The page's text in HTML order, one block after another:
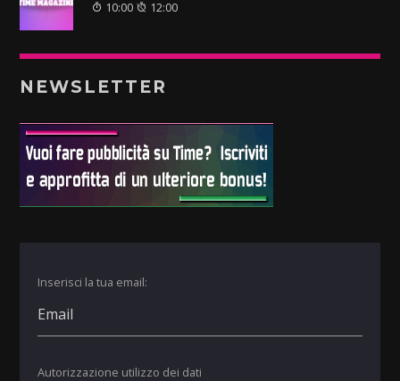
10:00 12:00
NEWSLETTER
Inserisci la tua email:
Autorizzazione utilizzo dei dati